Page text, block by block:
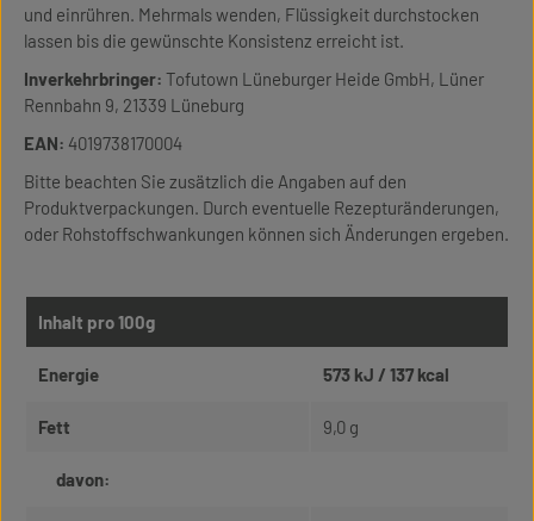
und einrühren. Mehrmals wenden, Flüssigkeit durchstocken
lassen bis die gewünschte Konsistenz erreicht ist.
Inverkehrbringer: Tofutown Lüneburger Heide GmbH, Lüner
Rennbahn 9, 21339 Lüneburg
EAN: 4019738170004
Bitte beachten Sie zusätzlich die Angaben auf den
Produktverpackungen. Durch eventuelle Rezepturänderungen,
oder Rohstoffschwankungen können sich Änderungen ergeben.
Inhalt pro 100g
Energie 573 kJ / 137 kcal
Fett 9,0 g
davon: